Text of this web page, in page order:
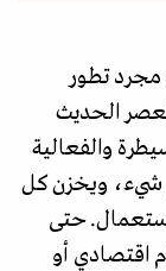
مجرد تطور
الحديث
والفعالية
شيء، ويخزن كل
حتى
اقتصادي أو